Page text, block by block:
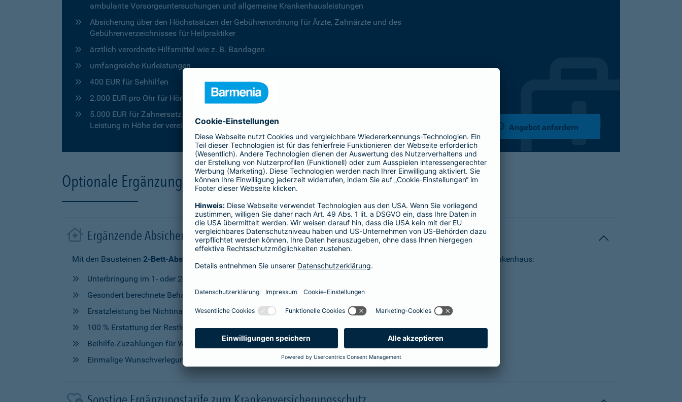
ambulante Vorsorgeuntersuchungen und allgemeine Krankenhausleistungen
Absicherung über den Höchstsätzen der Gebührenordnung für Ärzte, Zahnärzte und des
Gebührenverzeichnisses für Heilpraktiker
ärztlich verordnete Hilfsmittel wie z. B. Bandagen
umfangreiche Kurleistungen
400 EUR für Sehhilfen
2.000 EUR pro Ohr für Hörgeräte
5.000 EUR für Zahnersatz in den ersten beiden Kalenderjahren, ab dem dritten Jahr ist die
Leistung in Höhe der vereinbarten Prozentstufe unbegrenzt
Angebot anfordern
Optionale Ergänzungen für deine Krankenversicherung
Ergänzende Absicherung im Krankenhaus
Mit den Bausteinen 2-Bett-Absicherung sicherst du dir zusätzlich folgende Leistungen im Krankenhaus:
Unterbringung im 1- oder 2-Bettzimmer (je nach gewähltem Baustein)
Gesondert berechnete Behandlung durch einen Arzt oder eine Ärztin der Wahl ("Chefarztbehandlung")
Ersatzleistung bei Nichtinanspruchnahme der Wahlleistungen
100 % Erstattung der Restkosten, nach Vorleistung der Beihilfe
Beihilfe-Zuzahlungen für Wahlleistungen
Einmalige Wunschverlegung